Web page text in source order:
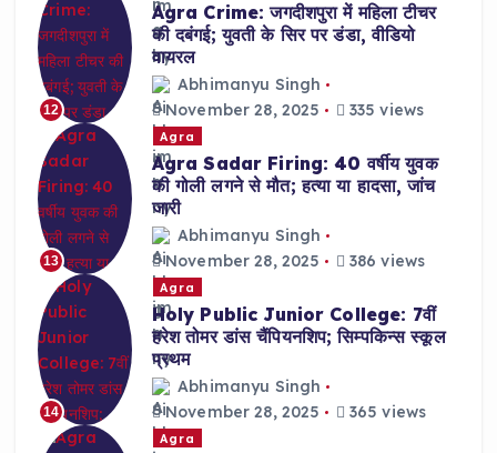
12
Agra Crime: जगदीशपुरा में महिला टीचर
की दबंगई; युवती के सिर पर डंडा, वीडियो
वायरल
Abhimanyu Singh
November 28, 2025
335 views
13
Agra
Agra Sadar Firing: 40 वर्षीय युवक
की गोली लगने से मौत; हत्या या हादसा, जांच
जारी
Abhimanyu Singh
November 28, 2025
386 views
14
Agra
Holy Public Junior College: 7वीं
हरेश तोमर डांस चैंपियनशिप; सिम्पकिन्स स्कूल
प्रथम
Abhimanyu Singh
November 28, 2025
365 views
Agra